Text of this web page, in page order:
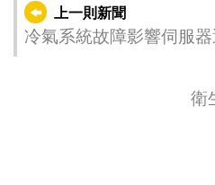
上一則新聞
冷氣系統故障影響伺服器運作 一戶通
衛